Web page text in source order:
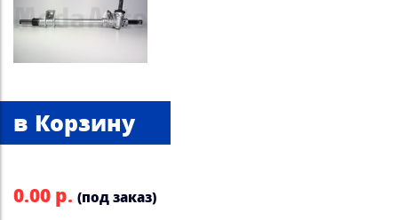
0.00 р. (под заказ)